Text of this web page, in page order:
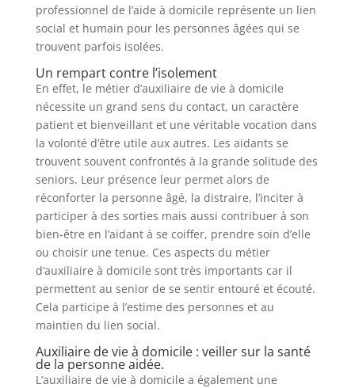
professionnel de l’aide à domicile représente un lien
social et humain pour les personnes âgées qui se
trouvent parfois isolées.
Un rempart contre l’isolement
En effet, le métier d’auxiliaire de vie à domicile
nécessite un grand sens du contact, un caractère
patient et bienveillant et une véritable vocation dans
la volonté d’être utile aux autres. Les aidants se
trouvent souvent confrontés à la grande solitude des
seniors. Leur présence leur permet alors de
réconforter la personne âgé, la distraire, l’inciter à
participer à des sorties mais aussi contribuer à son
bien-être en l’aidant à se coiffer, prendre soin d’elle
ou choisir une tenue. Ces aspects du métier
d’auxiliaire à domicile sont très importants car il
permettent au senior de se sentir entouré et écouté.
Cela participe à l’estime des personnes et au
maintien du lien social.
Auxiliaire de vie à domicile : veiller sur la santé
de la personne aidée.
L’auxiliaire de vie à domicile a également une